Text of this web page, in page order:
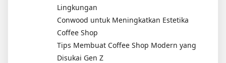
Lingkungan
Conwood untuk Meningkatkan Estetika
Coffee Shop
Tips Membuat Coffee Shop Modern yang
Disukai Gen Z